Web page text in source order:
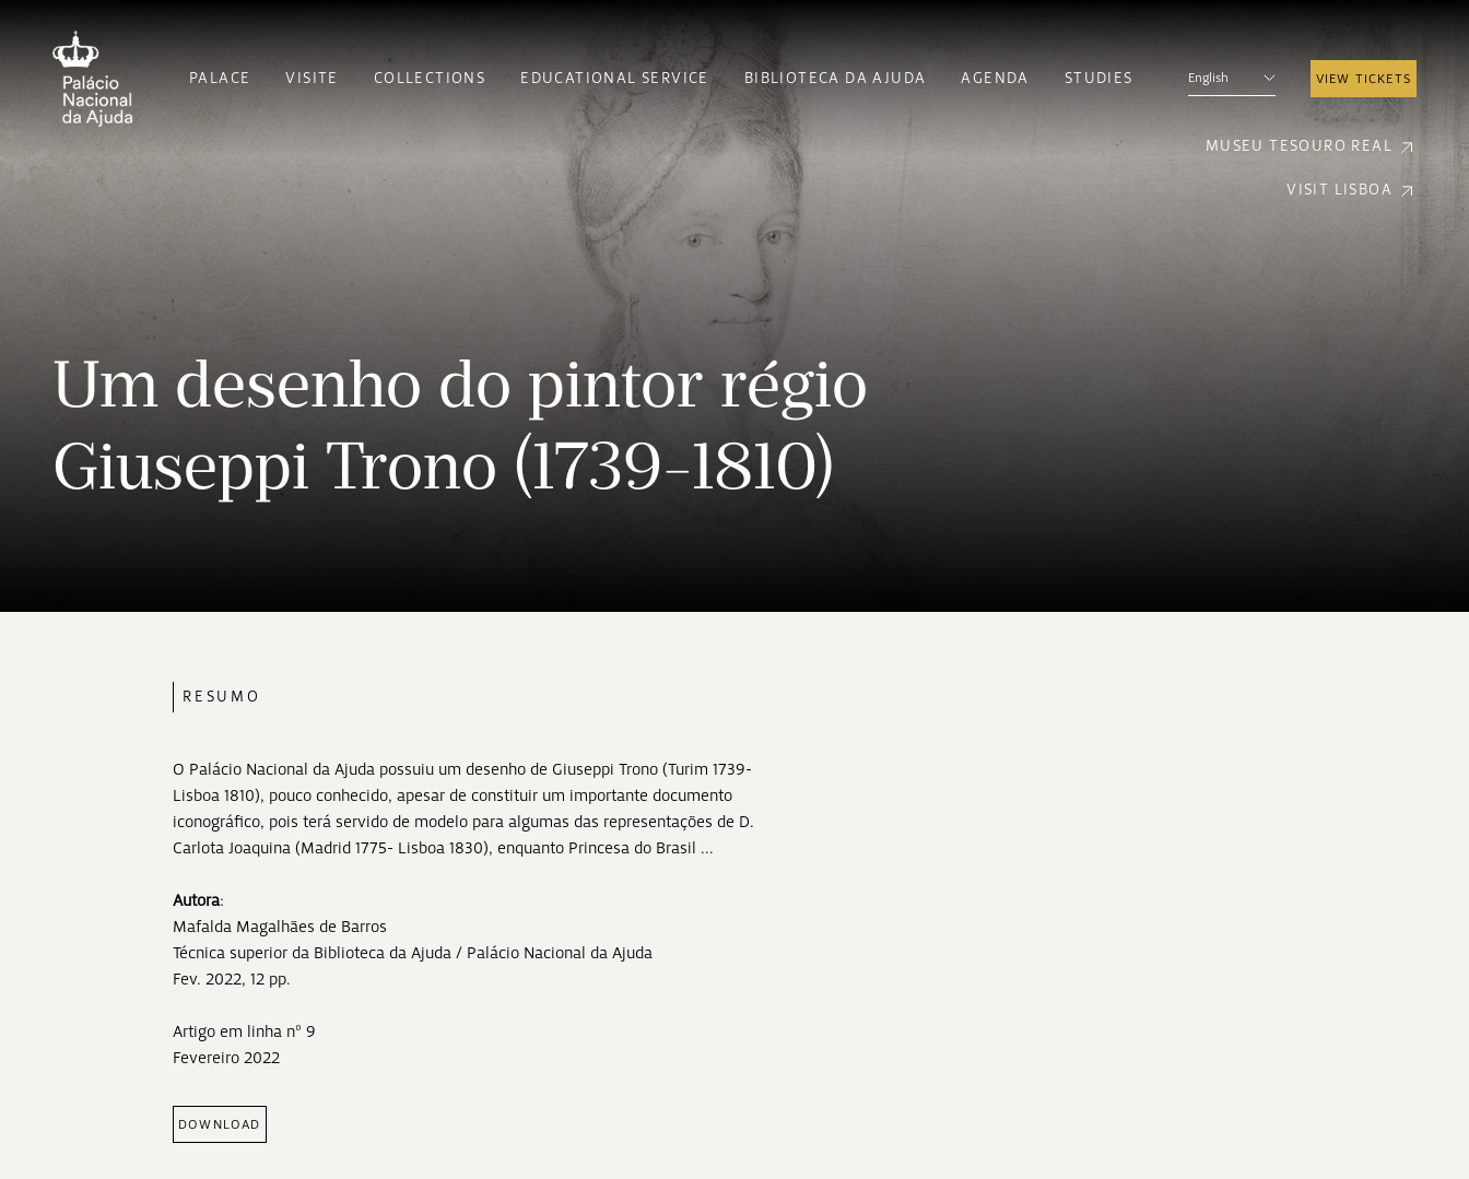
PALACE VISITE COLLECTIONS EDUCATIONAL SERVICE BIBLIOTECA DA AJUDA AGENDA STUDIES English VIEW TICKETS
MUSEU TESOURO REAL
VISIT LISBOA
Um desenho do pintor régio
Giuseppi Trono (1739-1810)
RESUMO
O Palácio Nacional da Ajuda possuiu um desenho de Giuseppi Trono (Turim 1739-
Lisboa 1810), pouco conhecido, apesar de constituir um importante documento
iconográfico, pois terá servido de modelo para algumas das representações de D.
Carlota Joaquina (Madrid 1775- Lisboa 1830), enquanto Princesa do Brasil ...
Autora:
Mafalda Magalhães de Barros
Técnica superior da Biblioteca da Ajuda / Palácio Nacional da Ajuda
Fev. 2022, 12 pp.
Artigo em linha nº 9
Fevereiro 2022
DOWNLOAD